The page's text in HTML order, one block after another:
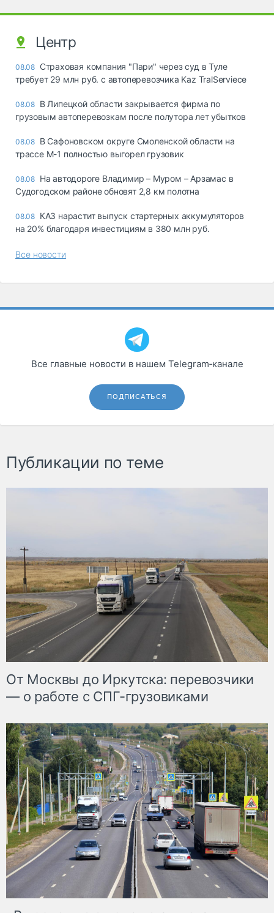
Центр
08.08 Страховая компания "Пари" через суд в Туле
требует 29 млн руб. с автоперевозчика Kaz TralServiece
08.08 В Липецкой области закрывается фирма по
грузовым автоперевозкам после полутора лет убытков
08.08 В Сафоновском округе Смоленской области на
трассе М-1 полностью выгорел грузовик
08.08 На автодороге Владимир – Муром – Арзамас в
Судогодском районе обновят 2,8 км полотна
08.08 КАЗ нарастит выпуск стартерных аккумуляторов
на 20% благодаря инвестициям в 380 млн руб.
Все новости
Все главные новости в нашем Telegram‑канале
ПОДПИСАТЬСЯ
Публикации по теме
От Москвы до Иркутска: перевозчики
— о работе с СПГ-грузовиками